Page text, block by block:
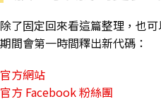
除了固定回來看這篇整理，也
期間會第一時間釋出新代碼：
官方網站
官方 Facebook 粉絲團